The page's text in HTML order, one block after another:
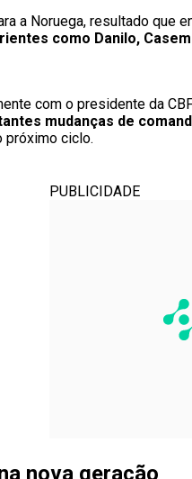
a Noruega, resultado que
como Danilo,
com o presidente da
mudanças de
próximo ciclo.
PUBLICIDADE